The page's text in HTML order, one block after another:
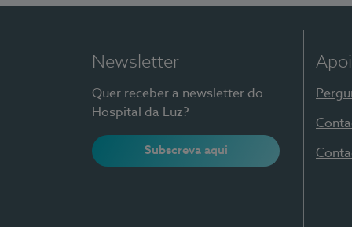
Newsletter
Quer receber a newsletter do
Hospital da Luz?
Subscreva aqui